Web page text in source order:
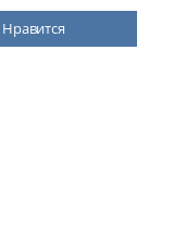
Нравится